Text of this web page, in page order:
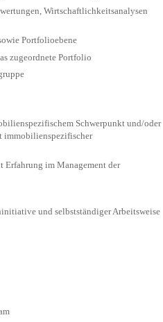
Wirtschaftlichkeitsanalysen
Portfolioebene
zugeordnete Portfolio
Schwerpunkt und/oder
immobilienspezifischer
Erfahrung im Management der
und selbstständiger Arbeitsweise